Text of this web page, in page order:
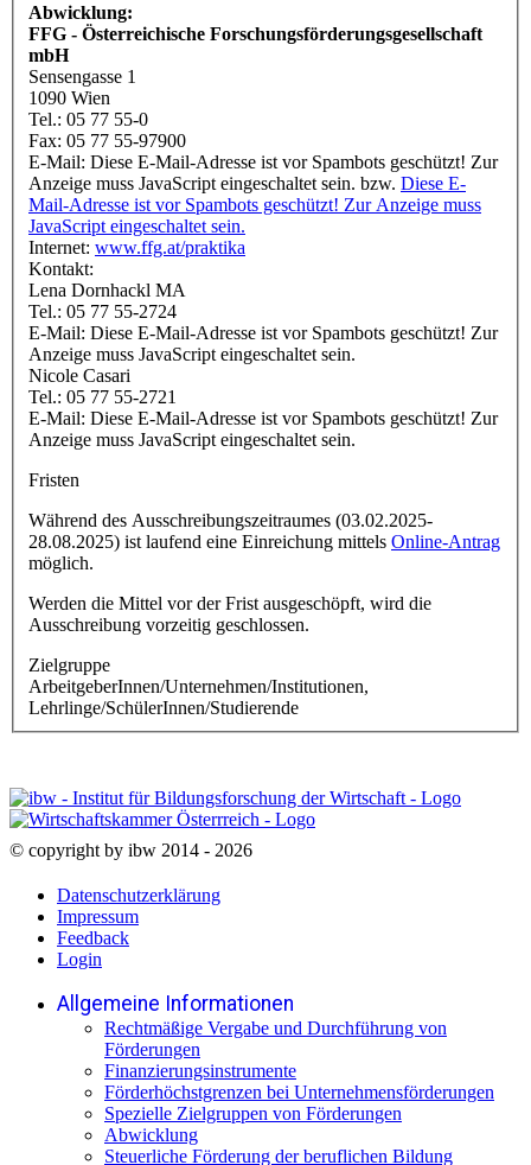
Abwicklung:
FFG - Österreichische Forschungsförderungsgesellschaft
mbH
Sensengasse 1
1090 Wien
Tel.: 05 77 55-0
Fax: 05 77 55-97900
E-Mail: Diese E-Mail-Adresse ist vor Spambots geschützt! Zur
Anzeige muss JavaScript eingeschaltet sein. bzw. Diese E-
Mail-Adresse ist vor Spambots geschützt! Zur Anzeige muss
JavaScript eingeschaltet sein.
Internet: www.ffg.at/praktika
Kontakt:
Lena Dornhackl MA
Tel.: 05 77 55-2724
E-Mail: Diese E-Mail-Adresse ist vor Spambots geschützt! Zur
Anzeige muss JavaScript eingeschaltet sein.
Nicole Casari
Tel.: 05 77 55-2721
E-Mail: Diese E-Mail-Adresse ist vor Spambots geschützt! Zur
Anzeige muss JavaScript eingeschaltet sein.
Fristen
Während des Ausschreibungszeitraumes (03.02.2025-
28.08.2025) ist laufend eine Einreichung mittels Online-Antrag
möglich.
Werden die Mittel vor der Frist ausgeschöpft, wird die
Ausschreibung vorzeitig geschlossen.
Zielgruppe
ArbeitgeberInnen/Unternehmen/Institutionen,
Lehrlinge/SchülerInnen/Studierende
© copyright by ibw 2014 - 2026
Datenschutzerklärung
Impressum
Feedback
Login
Allgemeine Informationen
Rechtmäßige Vergabe und Durchführung von
Förderungen
Finanzierungsinstrumente
Förderhöchstgrenzen bei Unternehmensförderungen
Spezielle Zielgruppen von Förderungen
Abwicklung
Steuerliche Förderung der beruflichen Bildung